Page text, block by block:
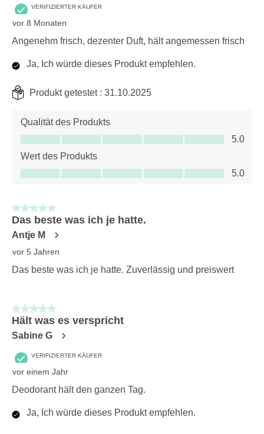
VERIFIZIERTER KÄUFER
vor 8 Monaten
Angenehm frisch, dezenter Duft, hält angemessen frisch
Ja, Ich würde dieses Produkt empfehlen.
Produkt getestet : 31.10.2025
Qualität des Produkts
Qualität des Produkts, 5.0 von 5
5.0
Wert des Produkts
Wert des Produkts, 5.0 von 5
5.0
5 von 5 Sternen.
Das beste was ich je hatte.
Antje M
vor 5 Jahren
Das beste was ich je hatte. Zuverlässig und preiswert
5 von 5 Sternen.
Hält was es verspricht
Sabine G
VERIFIZIERTER KÄUFER
vor einem Jahr
Deodorant hält den ganzen Tag.
Ja, Ich würde dieses Produkt empfehlen.